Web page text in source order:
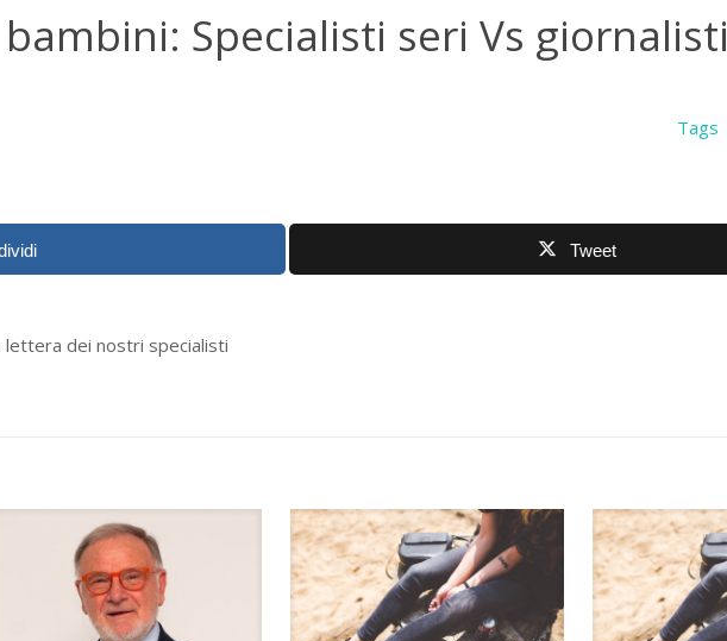
Specialisti seri Vs giornalisti
Tags
Tweet
dei nostri specialisti